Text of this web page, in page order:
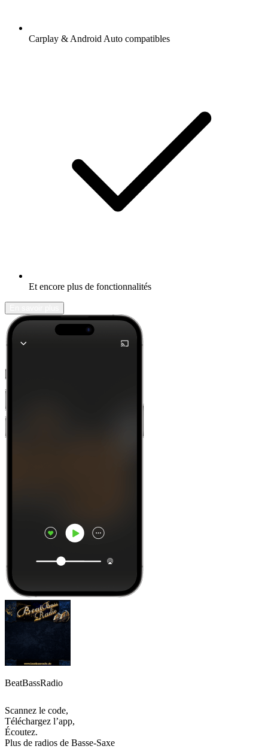
Carplay & Android Auto compatibles
Et encore plus de fonctionnalités
BeatBassRadio
Scannez le code,
Téléchargez l’app,
Écoutez.
Plus de radios de Basse-Saxe